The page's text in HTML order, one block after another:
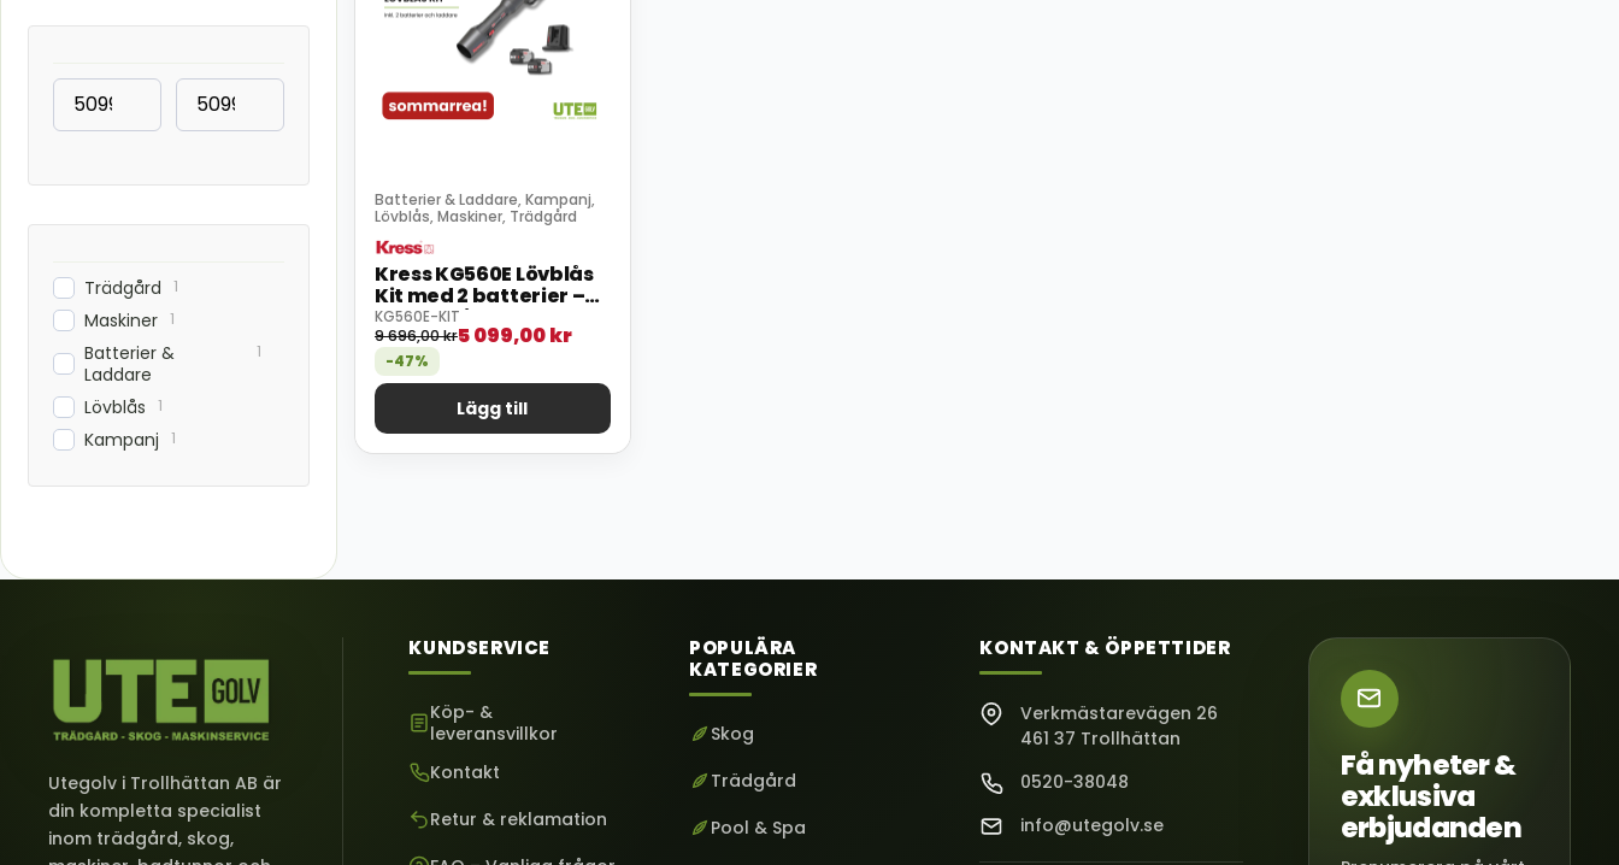
Trädgård 1
Maskiner 1
Batterier &
Laddare
1
Lövblås 1
Kampanj 1
Batterier & Laddare, Kampanj,
Lövblås, Maskiner, Trädgård
Kress KG560E Lövblås
Kit med 2 batterier –
Kampanj
KG560E-KIT
9 696,00kr5 099,00kr
-47%
Lägg till
Utegolv i Trollhättan AB är
din kompletta specialist
inom trädgård, skog,
KUNDSERVICE
Köp- &
leveransvillkor
Kontakt
Retur & reklamation
POPULÄRA
KATEGORIER
Skog
Trädgård
Pool & Spa
KONTAKT & ÖPPETTIDER
Verkmästarevägen 26
461 37 Trollhättan
0520-38048
info@utegolv.se
Få nyheter &
exklusiva
erbjudanden